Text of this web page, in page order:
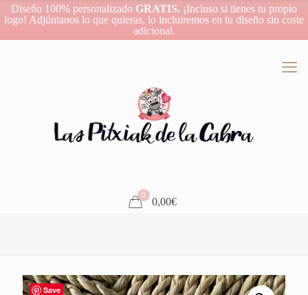
Diseño 100% personalizado GRATIS. ¡Incluso si tienes tu propio
logo! Adjúntanos lo que quieras, lo incluiremos en tu diseño sin coste
adicional.
0
0,00€
Save